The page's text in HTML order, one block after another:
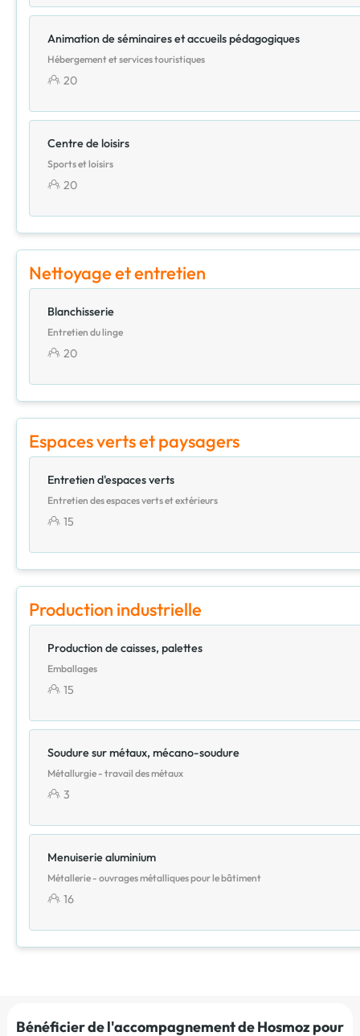
Animation de séminaires et accueils pédagogiques
Hébergement et services touristiques
20
Centre de loisirs
Sports et loisirs
20
Nettoyage et entretien
Blanchisserie
Entretien du linge
20
Espaces verts et paysagers
Entretien d'espaces verts
Entretien des espaces verts et extérieurs
15
Production industrielle
Production de caisses, palettes
Emballages
15
Soudure sur métaux, mécano-soudure
Métallurgie - travail des métaux
3
Menuiserie aluminium
Métallerie - ouvrages métalliques pour le bâtiment
16
Bénéficier de l'accompagnement de Hosmoz pour